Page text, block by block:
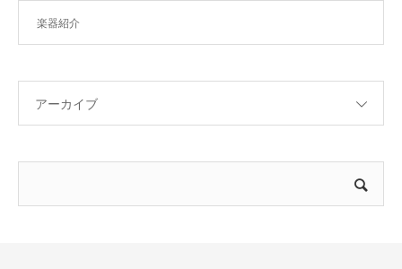
楽器紹介
アーカイブ